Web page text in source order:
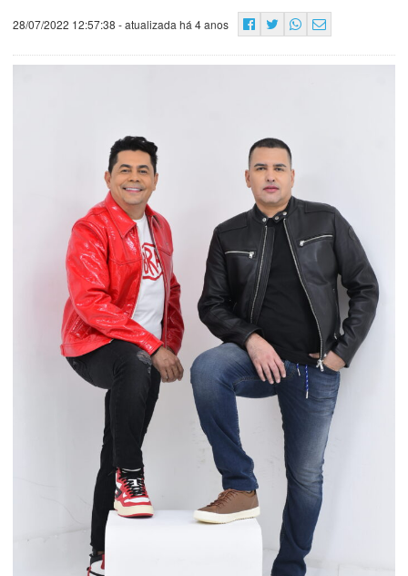
28/07/2022 12:57:38 - atualizada há 4 anos